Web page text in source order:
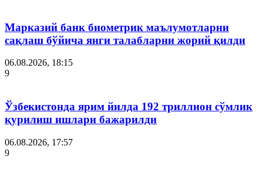
Марказий банк биометрик маълумотларни
сақлаш бўйича янги талабларни жорий қилди
06.08.2026, 18:15
9
Ўзбекистонда ярим йилда 192 триллион сўмлик
қурилиш ишлари бажарилди
06.08.2026, 17:57
9